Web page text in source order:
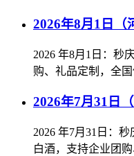
2026年8月1日（
2026 年8月1日：秒
购、礼品定制，全
2026年7月31日
2026 年7月31日：
白酒，支持企业团